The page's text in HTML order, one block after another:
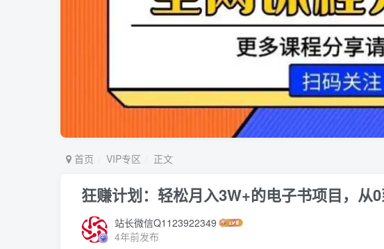
首页 VIP专区 正文
狂赚计划：轻松月入3W+的电子书项目，从
站长微信Q1123922349
4年前发布